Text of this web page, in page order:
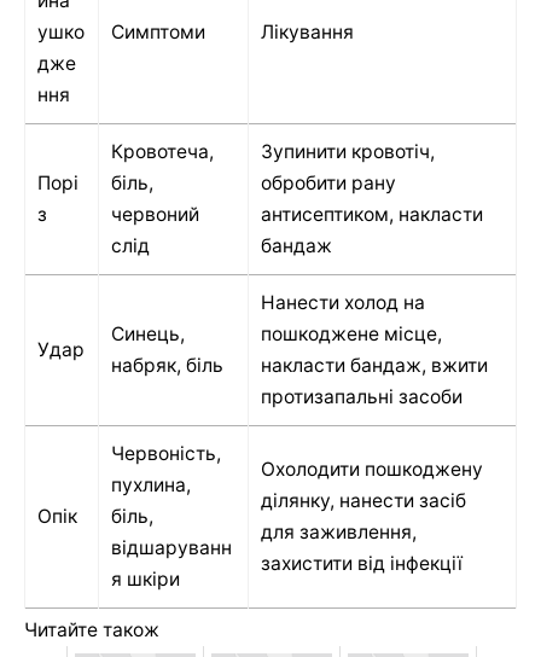
ушко
дже
ння
Симптоми Лікування
Порі
з
Кровотеча,
біль,
червоний
слід
Зупинити кровотіч,
обробити рану
антисептиком, накласти
бандаж
Удар
Синець,
набряк, біль
Нанести холод на
пошкоджене місце,
накласти бандаж, вжити
протизапальні засоби
Опік
Червоність,
пухлина,
біль,
відшаруванн
я шкіри
Охолодити пошкоджену
ділянку, нанести засіб
для заживлення,
захистити від інфекції
Читайте також